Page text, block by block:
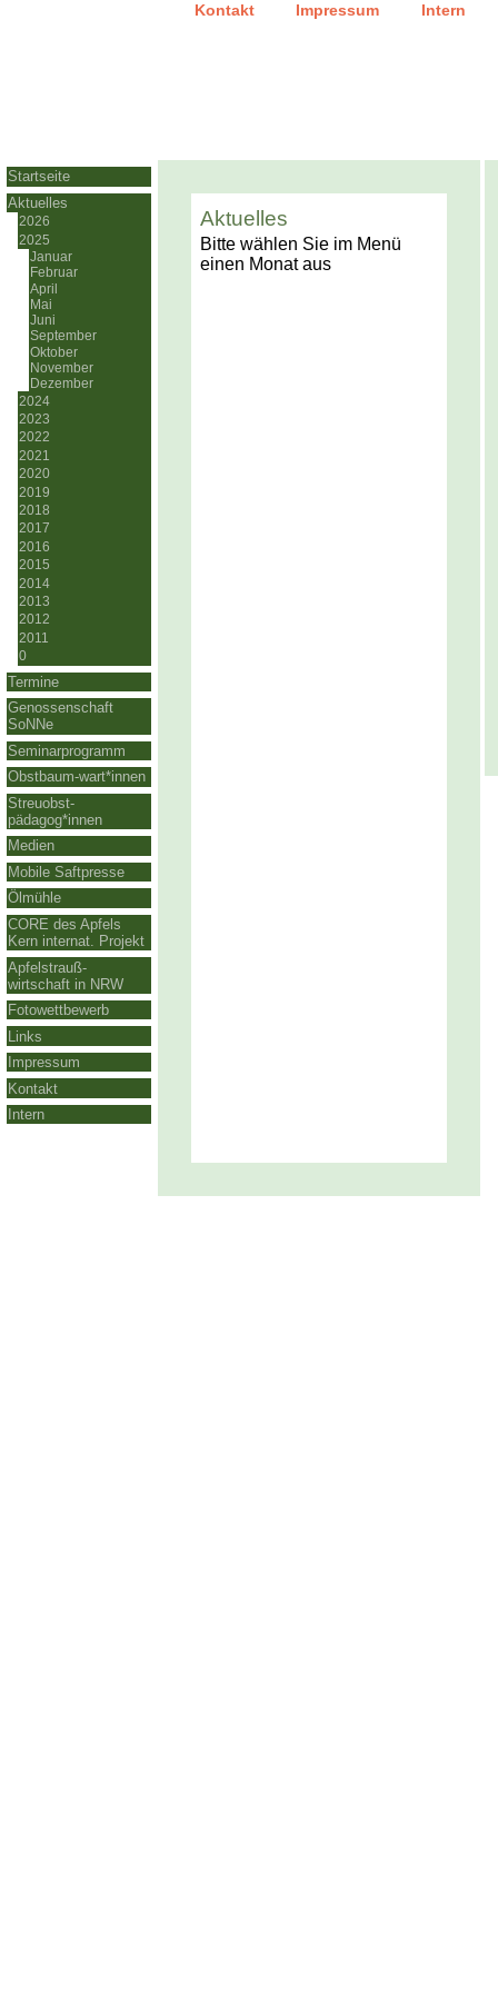
Kontakt Impressum Intern
Startseite
Aktuelles
2026
2025
Januar
Februar
April
Mai
Juni
September
Oktober
November
Dezember
2024
2023
2022
2021
2020
2019
2018
2017
2016
2015
2014
2013
2012
2011
0
Termine
Genossenschaft
SoNNe
Seminarprogramm
Obstbaum-wart*innen
Streuobst-
pädagog*innen
Medien
Mobile Saftpresse
Ölmühle
CORE des Apfels
Kern internat. Projekt
Apfelstrauß-
wirtschaft in NRW
Fotowettbewerb
Links
Impressum
Kontakt
Intern
Aktuelles
Bitte wählen Sie im Menü
einen Monat aus